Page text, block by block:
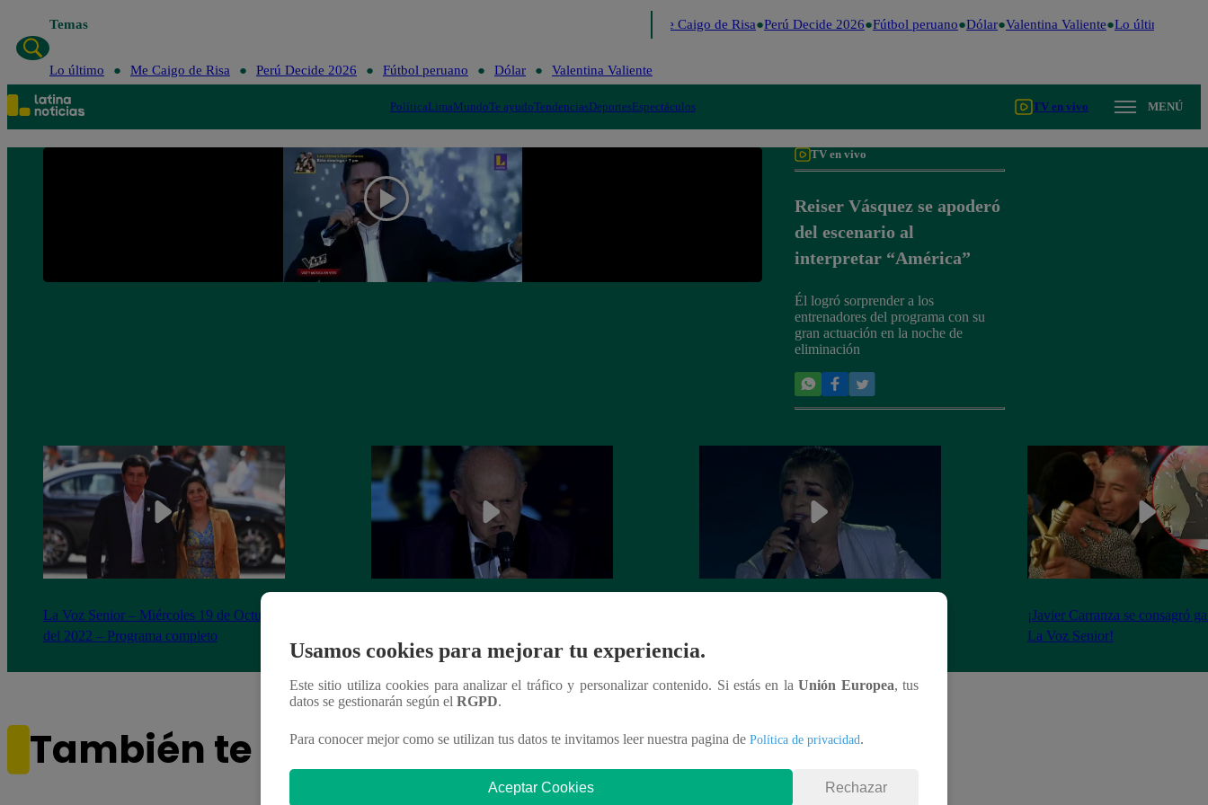
Temas Me Caigo de Risa Perú Decide 2026 Fútbol peruano Dólar Valentina Valiente Lo último
Lo último Me Caigo de Risa Perú Decide 2026 Fútbol peruano Dólar Valentina Valiente
PolíticaLimaMundoTe ayudoTendenciasDeportesEspectáculos TV en vivo MENÚ
TV en vivo
Reiser Vásquez se apoderó
del escenario al
interpretar “América”
Él logró sorprender a los
entrenadores del programa con su
gran actuación en la noche de
eliminación
La Voz Senior – Miércoles 19 de Octubre
del 2022 – Programa completo
¡Javier Carranza se consagró
La Voz Senior!
También te puede interesar
Usamos cookies para mejorar tu experiencia.
Este sitio utiliza cookies para analizar el tráfico y personalizar contenido. Si estás en laUnión Europea, tus
datos se gestionarán según el RGPD.
Para conocer mejor como se utilizan tus datos te invitamos leer nuestra pagina de Política de privacidad.
Aceptar Cookies Rechazar